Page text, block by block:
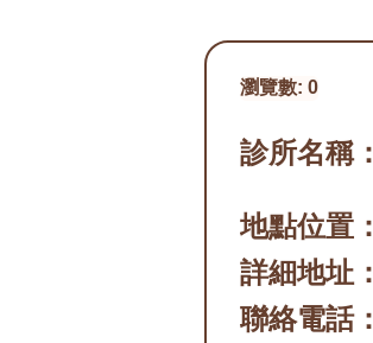
瀏覽數: 0
診所名稱：
地點位置：
詳細地址：
聯絡電話：